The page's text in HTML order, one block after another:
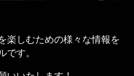
楽しむための様々な情報を
です。